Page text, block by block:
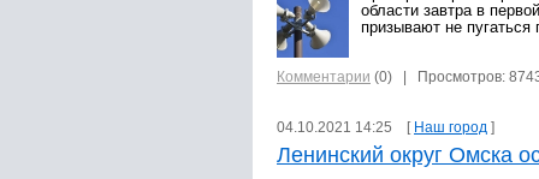
области завтра в
призывают не пугаться
Комментарии (0) | Просмотров:
04.10.2021 14:25 [ Наш город ]
Ленинский округ Омска